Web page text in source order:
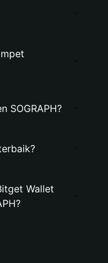
SOGRAPH?
Wallet